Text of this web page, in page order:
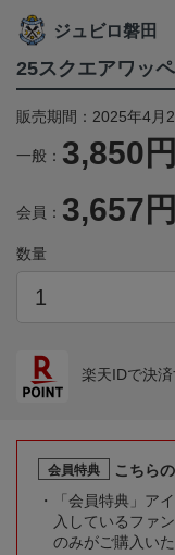
ジュビロ磐田
25スクエアワッ
販売期間：2025年4月
一般： 3,850円
会員： 3,657円
数量
楽天IDで決済
会員特典
こちら
「会員特典」ア
入しているファ
のみがご購入い